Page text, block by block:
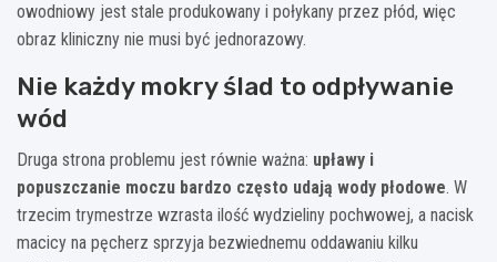
owodniowy jest stale produkowany i połykany przez płód, więc
obraz kliniczny nie musi być jednorazowy.
Nie każdy mokry ślad to odpływanie
wód
Druga strona problemu jest równie ważna: upławy i
popuszczanie moczu bardzo często udają wody płodowe. W
trzecim trymestrze wzrasta ilość wydzieliny pochwowej, a nacisk
macicy na pęcherz sprzyja bezwiednemu oddawaniu kilku